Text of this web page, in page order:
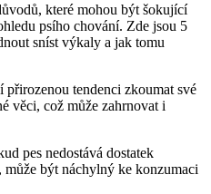
které mohou být šokující
psího chování. Zde jsou 5
sníst výkaly a jak tomu
přirozenou tendenci zkoumat své
věci, což může zahrnovat i
pes nedostává dostatek
být náchylný ke konzumaci